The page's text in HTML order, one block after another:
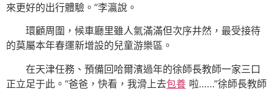
來更好的出行體驗。”李瀛說。
環顧周圍，候車廳里雖人氣滿滿但次序井然，最受接待
的莫屬本年春運新增設的兒童游樂區。
在天津任務、預備回哈爾濱過年的徐師長教師一家三口
正立足于此。“爸爸，快看，我滑上去包養 啦……”徐師長教師